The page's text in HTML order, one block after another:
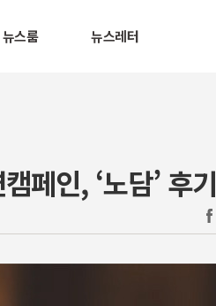
뉴스룸 뉴스레터
페인, ‘노담’ 후기